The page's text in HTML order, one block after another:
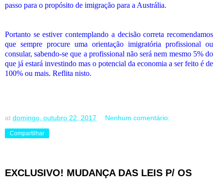
passo para o propósito de imigração para a Austrália.
Portanto se estiver contemplando a decisão correta recomendamos
que sempre procure uma orientação imigratória profissional ou
consular, sabendo-se que a profissional não será nem mesmo 5% do
que já estará investindo mas o potencial da economia a ser feito é de
100% ou mais. Reflita nisto.
at domingo, outubro 22, 2017 Nenhum comentário:
Compartilhar
EXCLUSIVO! MUDANÇA DAS LEIS P/ OS